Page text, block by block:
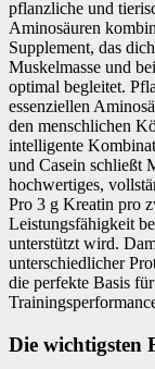
pflanzliche und
Aminosäuren
Supplement, das
Muskelmasse und
optimal begleitet.
essenziellen
den menschlichen
intelligente
und Casein schließt
hochwertiges,
Pro 3 g Kreatin pro
Leistungsfähigkeit
unterstützt wird.
unterschiedlicher
die perfekte Basis
Die wichtigsten